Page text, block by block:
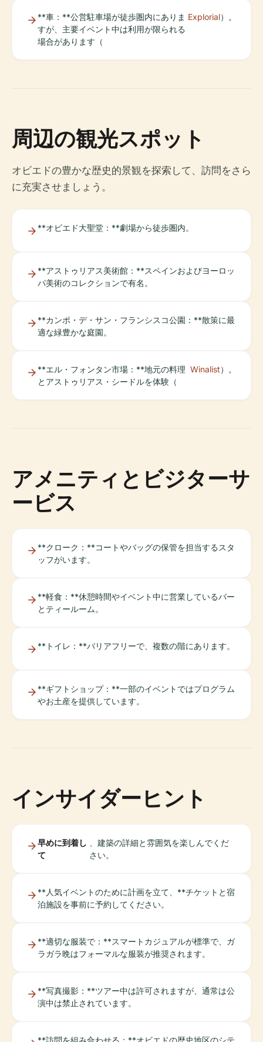
**車：**公営駐車場が徒歩圏内にありま
すが、主要イベント中は利用が限られる
場合があります（
Explorial）。
周辺の観光スポット
オビエドの豊かな歴史的景観を探索して、訪問をさら
に充実させましょう。
**オビエド大聖堂：**劇場から徒歩圏内。
**アストゥリアス美術館：**スペインおよびヨーロッ
パ美術のコレクションで有名。
**カンポ・デ・サン・フランシスコ公園：**散策に最
適な緑豊かな庭園。
**エル・フォンタン市場：**地元の料理
とアストゥリアス・シードルを体験（
Winalist）。
アメニティとビジターサ
ービス
**クローク：**コートやバッグの保管を担当するスタ
ッフがいます。
**軽食：**休憩時間やイベント中に営業しているバー
とティールーム。
**トイレ：**バリアフリーで、複数の階にあります。
**ギフトショップ：**一部のイベントではプログラム
やお土産を提供しています。
インサイダーヒント
早めに到着し
て
、建築の詳細と雰囲気を楽しんでくだ
さい。
**人気イベントのために計画を立て、**チケットと宿
泊施設を事前に予約してください。
**適切な服装で：**スマートカジュアルが標準で、ガ
ラガラ晩はフォーマルな服装が推奨されます。
**写真撮影：**ツアー中は許可されますが、通常は公
演中は禁止されています。
**訪問を組み合わせる：**オビエドの歴史地区のシテ